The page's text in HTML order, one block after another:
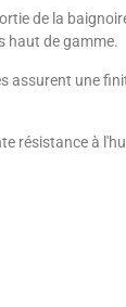
de la
haut de gamme.
assurent une
résistance à